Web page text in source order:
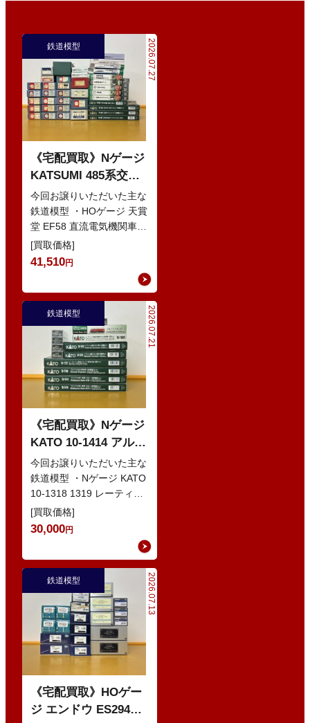
2026.07.27
鉄道模型
《宅配買取》Nゲージ
KATSUMI 485系交直
流特急型電車 などの
鉄道模型
今回お譲りいただいた主な
鉄道模型 ・HOゲージ 天賞
堂 EF58 直流電気機関車
・Nゲージ KATO 10-386
285系0番…
[買取価格]
41,510円
2026.07.21
鉄道模型
《宅配買取》Nゲージ
KATO 10-1414 アルプ
スの赤い客車 EWI な
どの鉄道模型
今回お譲りいただいた主な
鉄道模型 ・Nゲージ KATO
10-1318 1319 レーティッ
シュ鉄道 ベルニナ急行 ・
Nゲージ K…
[買取価格]
30,000円
2026.07.13
鉄道模型
《宅配買取》HOゲー
ジ エンドウ ES294